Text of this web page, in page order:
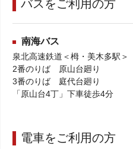
バスをご利用の方
南海バス
泉北高速鉄道＜栂・美木多駅＞
2番のりば 原山台廻り
3番のりば 庭代台廻り
「原山台4丁」下車徒歩4分
電車をご利用の方